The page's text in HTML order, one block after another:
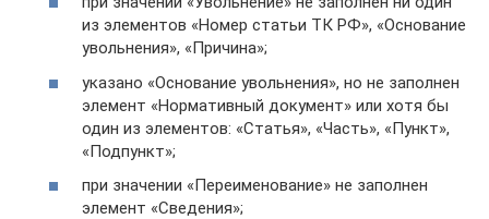
из элементов «Номер статьи ТК РФ», «Основание
увольнения», «Причина»;
указано «Основание увольнения», но не заполнен
элемент «Нормативный документ» или хотя бы
один из элементов: «Статья», «Часть», «Пункт»,
«Подпункт»;
при значении «Переименование» не заполнен
элемент «Сведения»;